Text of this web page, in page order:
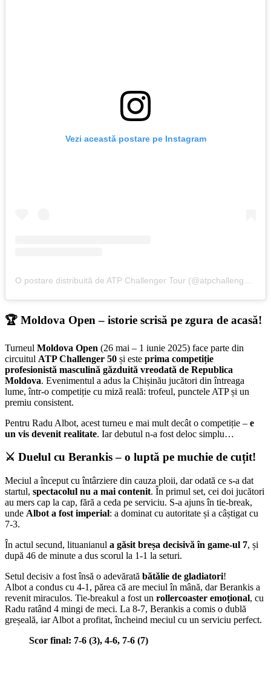
Vezi această postare pe Instagram
🏆 Moldova Open – istorie scrisă pe zgura de acasă!
Turneul Moldova Open (26 mai – 1 iunie 2025) face parte din
circuitul ATP Challenger 50 și este prima competiție
profesionistă masculină găzduită vreodată de Republica
Moldova. Evenimentul a adus la Chișinău jucători din întreaga
lume, într-o competiție cu miză reală: trofeul, punctele ATP și un
premiu consistent.
Pentru Radu Albot, acest turneu e mai mult decât o competiție – e
un vis devenit realitate. Iar debutul n-a fost deloc simplu…
⚔️ Duelul cu Berankis – o luptă pe muchie de cuțit!
Meciul a început cu întârziere din cauza ploii, dar odată ce s-a dat
startul, spectacolul nu a mai contenit. În primul set, cei doi jucători
au mers cap la cap, fără a ceda pe serviciu. S-a ajuns în tie-break,
unde Albot a fost imperial: a dominat cu autoritate și a câștigat cu
7-3.
În actul secund, litua­nianul a găsit breșa decisivă în game-ul 7, și
după 46 de minute a dus scorul la 1-1 la seturi.
Setul decisiv a fost însă o adevărată bătălie de gladiatori!
Albot a condus cu 4-1, părea că are meciul în mână, dar Berankis a
revenit miraculos. Tie-breakul a fost un rollercoaster emoțional, cu
Radu ratând 4 mingi de meci. La 8-7, Berankis a comis o dublă
greșeală, iar Albot a profitat, încheind meciul cu un serviciu perfect.
Scor final: 7-6 (3), 4-6, 7-6 (7)